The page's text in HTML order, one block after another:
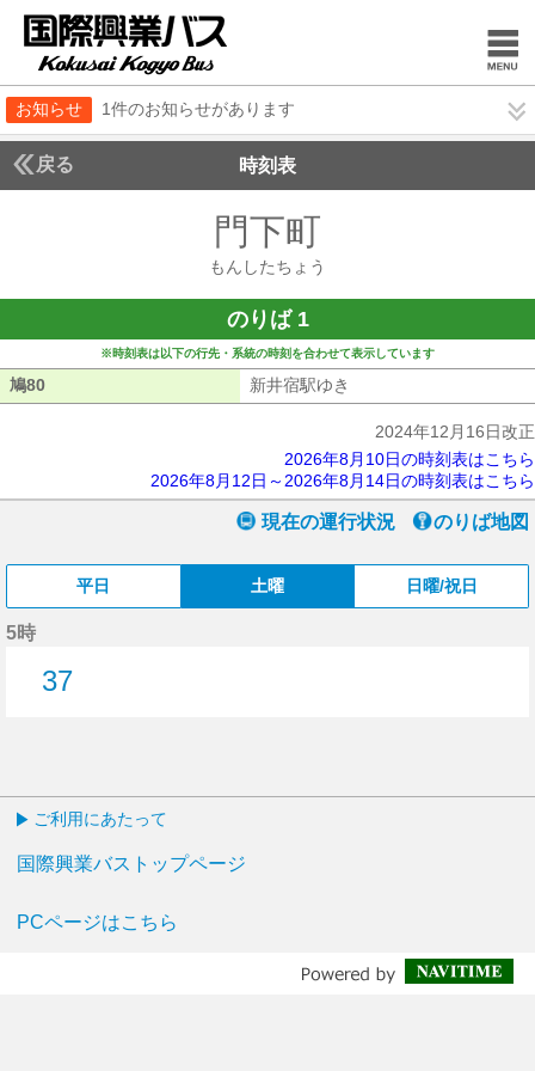
お知らせ 1件のお知らせがあります
戻る 時刻表
門下町
もんしたちょう
のりば 1
※時刻表は以下の行先・系統の時刻を合わせて表示しています
鳩80 新井宿駅ゆき
2024年12月16日改正
2026年8月10日の時刻表はこちら
2026年8月12日～2026年8月14日の時刻表はこちら
現在の運行状況 のりば地図
平日 土曜 日曜/祝日
5時
37
ご利用にあたって
国際興業バストップページ
PCページはこちら